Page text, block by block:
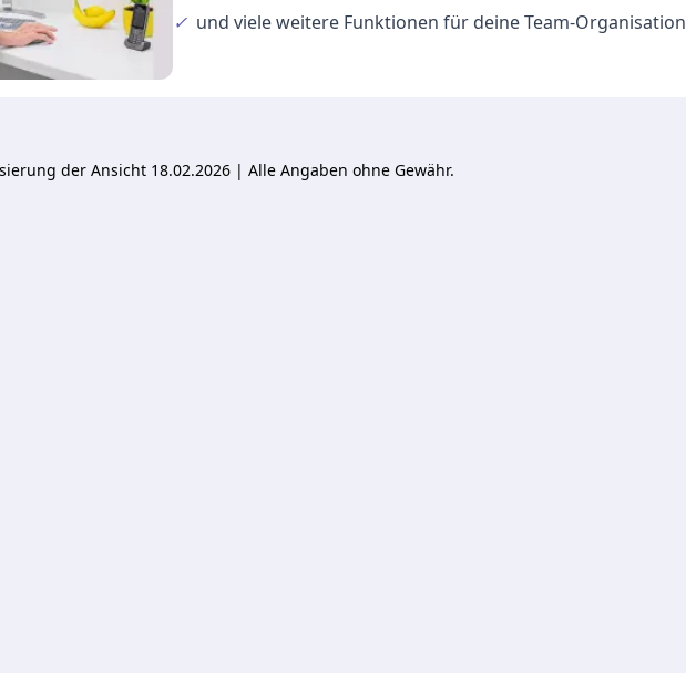
✓ und vieleweitere Funktionenfür deine Team-Organisation
der Ansicht 18.02.2026 | Alle Angaben ohne Gewähr.